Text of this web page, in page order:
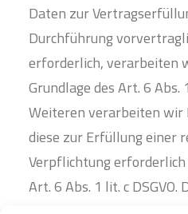
Daten zur
Durchführung
erforderlich, verarbeiten
Grundlage des Art. 6 Abs.
Weiteren verarbeiten wir
diese zur Erfüllung einer
Verpflichtung
Art. 6 Abs. 1 lit. c